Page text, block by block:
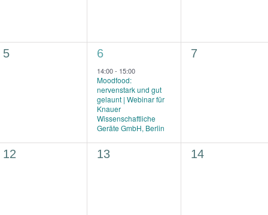
0
5
1
6
14:00- 15:00
Moodfood:
nervenstark und gut
gelaunt | Webinar für
Knauer
Wissenschaftliche
Geräte GmbH, Berlin
0
7
0
12
0
13
0
14